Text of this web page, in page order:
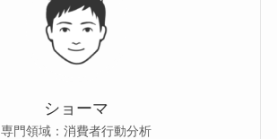
ショーマ
専門領域：消費者行動分析